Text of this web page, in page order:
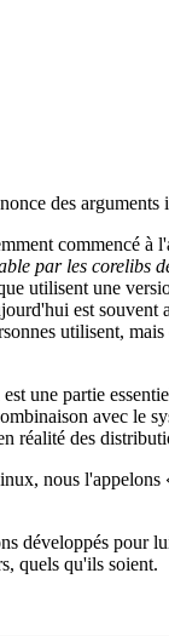
des arguments
commencé à
par les corelibs
utilisent une
est souvent
utilisent, mais
une partie
avec le
réalité des
nous
développés pour
quels qu'ils soient.